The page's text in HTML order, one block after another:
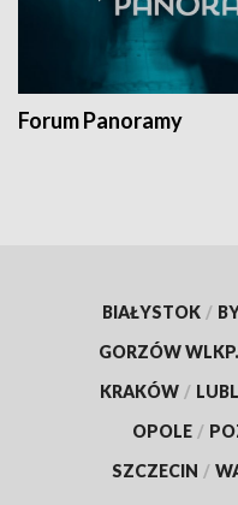
Forum Panoramy
BIAŁYSTOK /
GORZÓW WLKP.
KRAKÓW /
OPOLE /
SZCZECIN /